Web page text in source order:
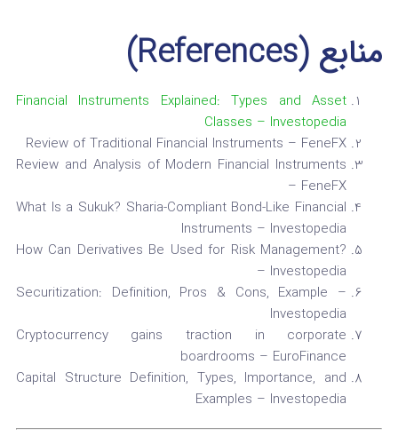
منابع (References)
Financial Instruments Explained: Types and Asset
Classes – Investopedia
Review of Traditional Financial Instruments – FeneFX
Review and Analysis of Modern Financial Instruments
– FeneFX
What Is a Sukuk? Sharia-Compliant Bond-Like Financial
Instruments – Investopedia
How Can Derivatives Be Used for Risk Management?
– Investopedia
Securitization: Definition, Pros & Cons, Example –
Investopedia
Cryptocurrency gains traction in corporate
boardrooms – EuroFinance
Capital Structure Definition, Types, Importance, and
Examples – Investopedia